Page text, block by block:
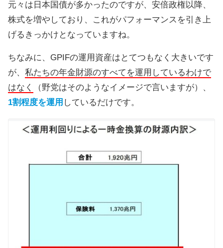
元々は日本国債が多かったのですが、安倍政権以降、
株式を増やしており、これがパフォーマンスを引き上
げるきっかけとなっていますね。
ちなみに、GPIFの運用資産はとてつもなく大きいです
が、 私たちの年金財源のすべてを運用しているわけで
はなく
（野党はそのようなイメージで言いますが）、
1割程度を運用 しているだけです。